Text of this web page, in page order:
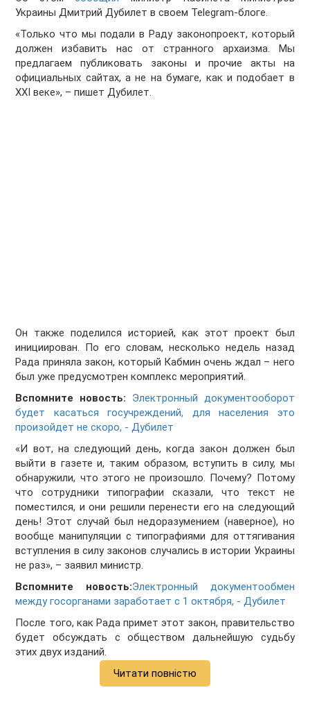
Украины Дмитрий Дубилет в своем Telegram-блоге.
«Только что мы подали в Раду законопроект, который
должен избавить нас от странного архаизма. Мы
предлагаем публиковать законы и прочие акты на
официальных сайтах, а не на бумаге, как и подобает в
XXI веке», – пишет Дубилет.
Он также поделился историей, как этот проект был
инициирован. По его словам, несколько недель назад
Рада приняла закон, который Кабмин очень ждал – него
был уже предусмотрен комплекс мероприятий.
Вспомните новость:
Электронный документооборот
будет касаться госучреждений, для населения это
произойдет не скоро, - Дубилет
«И вот, на следующий день, когда закон должен был
выйти в газете и, таким образом, вступить в силу, мы
обнаружили, что этого не произошло. Почему? Потому
что сотрудники типографии сказали, что текст не
поместился, и они решили перенести его на следующий
день! Этот случай был недоразумением (наверное), но
вообще манипуляции с типографиями для оттягивания
вступления в силу законов случались в истории Украины
не раз», – заявил министр.
Вспомните новость:Электронный документообмен
между госорганами заработает с 1 октября, - Дубилет
После того, как Рада примет этот закон, правительство
будет обсуждать с обществом дальнейшую судьбу
этих двух изданий.
Читати повністю